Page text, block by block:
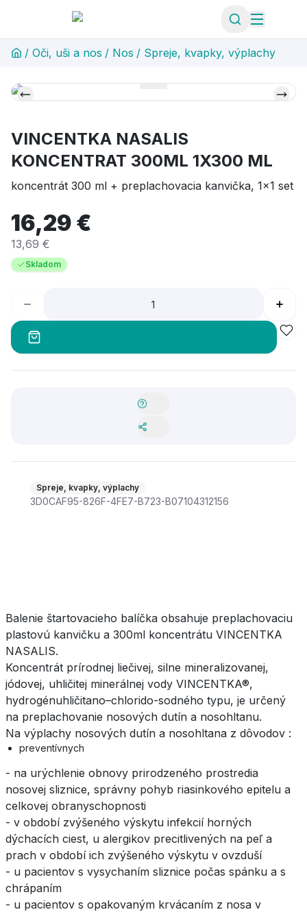
/ Oči, uši a nos / Nos / Spreje, kvapky, výplachy
VINCENTKA NASALIS
KONCENTRAT 300ML 1X300 ML
koncentrát 300 ml + preplachovacia kanvička, 1x1 set
16,29 €
13,69 €
Skladom
Spreje, kvapky, výplachy
3D0CAF95-826F-4FE7-B723-B07104312156
Balenie štartovacieho balíčka obsahuje preplachovaciu
plastovú kanvičku a 300ml koncentrátu VINCENTKA
NASALIS.
Koncentrát prírodnej liečivej, silne mineralizovanej,
jódovej, uhličitej minerálnej vody VINCENTKA®,
hydrogénuhličitano–chlorido-sodného typu, je určený
na preplachovanie nosových dutín a nosohltanu.
Na výplachy nosových dutín a nosohltana z dôvodov :
preventívnych
- na urýchlenie obnovy prirodzeného prostredia
nosovej sliznice, správny pohyb riasinkového epitelu a
celkovej obranyschopnosti
- v období zvýšeného výskytu infekcií horných
dýchacích ciest, u alergikov precitlivených na peľ a
prach v období ich zvýšeného výskytu v ovzduší
- u pacientov s vysychaním sliznice počas spánku a s
chrápaním
- u pacientov s opakovaným krvácaním z nosa v